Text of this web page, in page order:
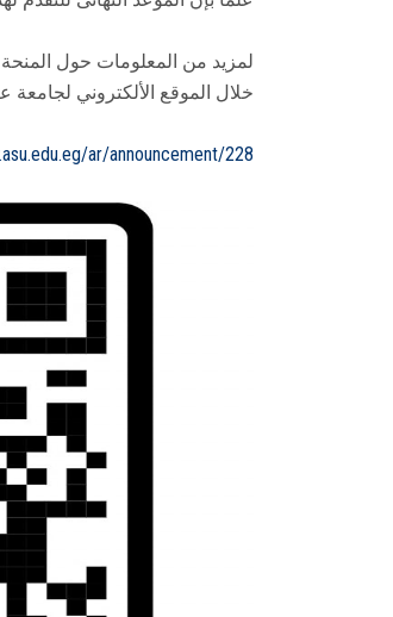
خلال الموقع الألكتروني
ar/announcement/228